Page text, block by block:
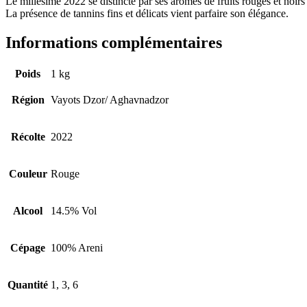
La présence de tannins fins et délicats vient parfaire son élégance.
Informations complémentaires
Poids 1 kg
Région Vayots Dzor/ Aghavnadzor
Récolte 2022
Couleur Rouge
Alcool 14.5% Vol
Cépage 100% Areni
Quantité 1, 3, 6